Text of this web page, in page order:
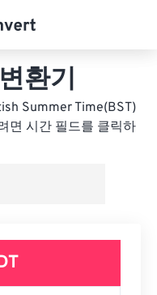
환기
Summer Time(BST)
면 시간 필드를 클릭하